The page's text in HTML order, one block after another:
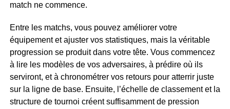
match ne commence.
Entre les matchs, vous pouvez améliorer votre
équipement et ajuster vos statistiques, mais la véritable
progression se produit dans votre tête. Vous commencez
à lire les modèles de vos adversaires, à prédire où ils
serviront, et à chronométrer vos retours pour atterrir juste
sur la ligne de base. Ensuite, l’échelle de classement et la
structure de tournoi créent suffisamment de pression